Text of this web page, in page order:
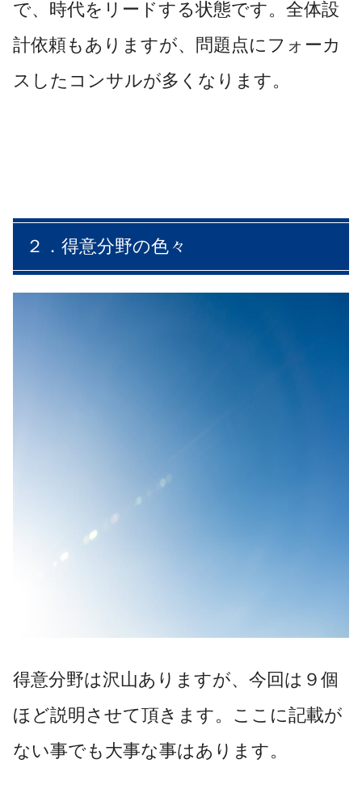
で、時代をリードする状態です。全体設
計依頼もありますが、問題点にフォーカ
スしたコンサルが多くなります。
２．得意分野の色々
得意分野は沢山ありますが、今回は９個
ほど説明させて頂きます。ここに記載が
ない事でも大事な事はあります。